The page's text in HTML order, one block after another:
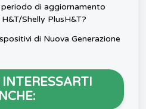
di aggiornamento
Shelly PlusH&T?
di Nuova Generazione